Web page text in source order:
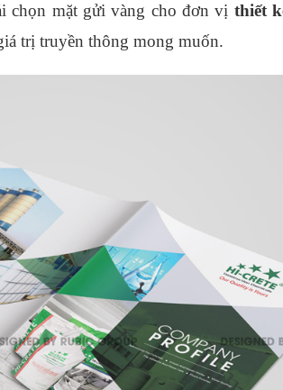
chọn mặt gửi vàng cho đơn vị thiết
trị truyền thông mong muốn.